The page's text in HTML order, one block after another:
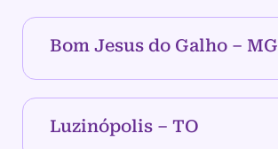
Bom Jesus do Galho – MG
Luzinópolis – TO